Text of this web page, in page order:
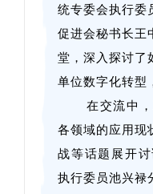
统专委会执行委
促进会秘书长王
堂，深入探讨了
单位数字化转型
在交流中
各领域的应用现
战等话题展开
执行委员池兴禄